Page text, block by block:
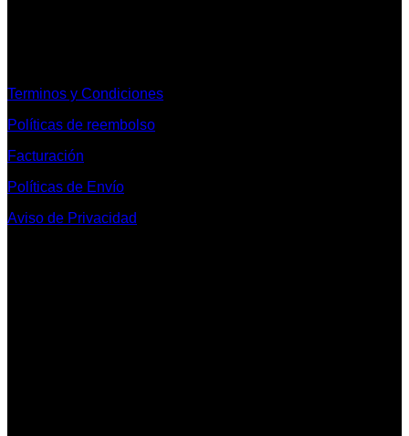
Terminos y Condiciones
Políticas de reembolso
Facturación
Políticas de Envío
Aviso de Privacidad